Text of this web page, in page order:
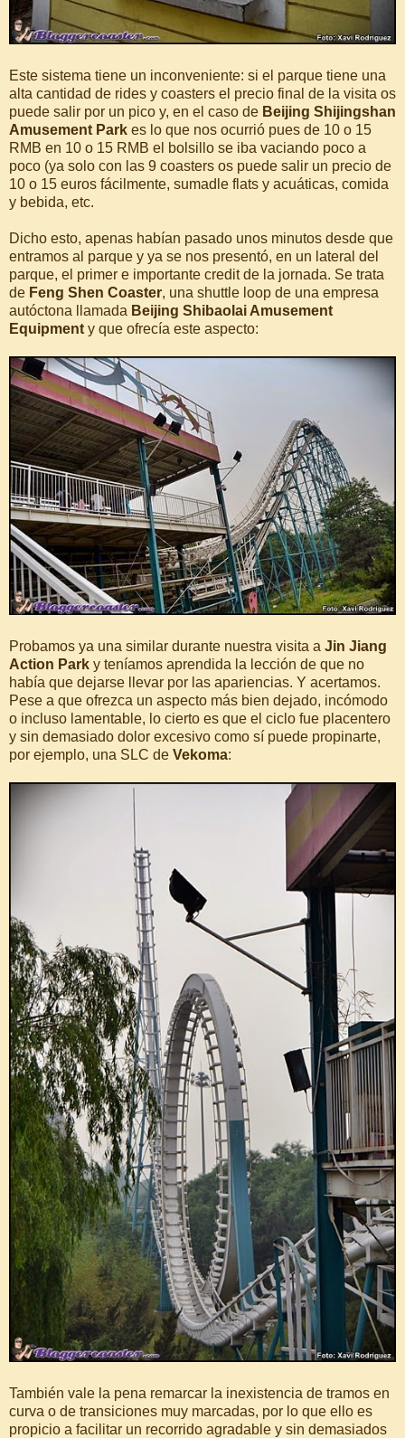
Este sistema tiene un inconveniente: si el parque tiene una
alta cantidad de rides y coasters el precio final de la visita os
puede salir por un pico y, en el caso de Beijing Shijingshan
Amusement Park es lo que nos ocurrió pues de 10 o 15
RMB en 10 o 15 RMB el bolsillo se iba vaciando poco a
poco (ya solo con las 9 coasters os puede salir un precio de
10 o 15 euros fácilmente, sumadle flats y acuáticas, comida
y bebida, etc.
Dicho esto, apenas habían pasado unos minutos desde que
entramos al parque y ya se nos presentó, en un lateral del
parque, el primer e importante credit de la jornada. Se trata
de Feng Shen Coaster, una shuttle loop de una empresa
autóctona llamada Beijing Shibaolai Amusement
Equipment y que ofrecía este aspecto:
Probamos ya una similar durante nuestra visita a Jin Jiang
Action Park y teníamos aprendida la lección de que no
había que dejarse llevar por las apariencias. Y acertamos.
Pese a que ofrezca un aspecto más bien dejado, incómodo
o incluso lamentable, lo cierto es que el ciclo fue placentero
y sin demasiado dolor excesivo como sí puede propinarte,
por ejemplo, una SLC de Vekoma:
También vale la pena remarcar la inexistencia de tramos en
curva o de transiciones muy marcadas, por lo que ello es
propicio a facilitar un recorrido agradable y sin demasiados